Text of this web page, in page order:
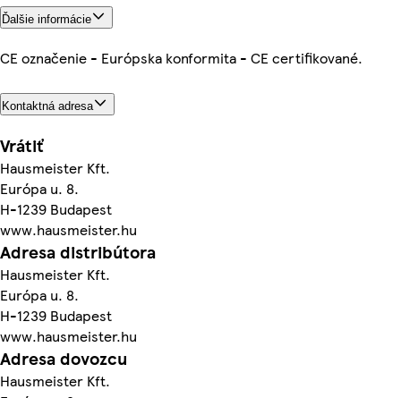
Ďalšie informácie
CE označenie - Európska konformita - CE certifikované.
Kontaktná adresa
Vrátiť
Hausmeister Kft.
Európa u. 8.
H-1239 Budapest
www.hausmeister.hu
Adresa distribútora
Hausmeister Kft.
Európa u. 8.
H-1239 Budapest
www.hausmeister.hu
Adresa dovozcu
Hausmeister Kft.